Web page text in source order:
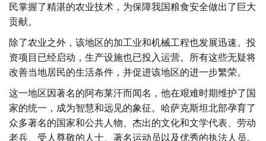
民掌握了精湛的农业技术，为保障我国粮食安全做出了巨大
贡献。
除了农业之外，该地区的加工业和机械工程也发展迅速。投
资项目已经启动，生产设施也已投入运营。所有这些无疑将
改善当地居民的生活条件，并促进该地区的进一步繁荣。
这一地区因著名的阿布莱汗而闻名，他在艰难时期维护了国
家的统一，成为智慧和远见的象征。哈萨克斯坦北部孕育了
众多著名的国家和公共人物、杰出的文化和文学代表、劳动
老兵、受人尊敬的人士、著名运动员以及优秀的执法人员。